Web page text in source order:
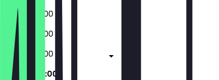
07:00 - 22:00
07:00 - 22:00
07:00 - 22:00
07:00 - 22:00